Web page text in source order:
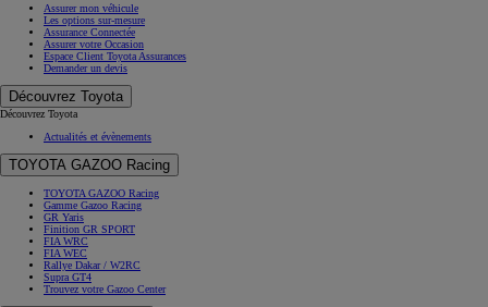
Assurer mon véhicule
Les options sur-mesure
Assurance Connectée
Assurer votre Occasion
Espace Client Toyota Assurances
Demander un devis
Découvrez Toyota
Découvrez Toyota
Actualités et évènements
TOYOTA GAZOO Racing
TOYOTA GAZOO Racing
Gamme Gazoo Racing
GR Yaris
Finition GR SPORT
FIA WRC
FIA WEC
Rallye Dakar / W2RC
Supra GT4
Trouvez votre Gazoo Center